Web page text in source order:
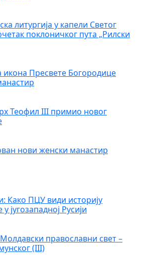
литургија у капели Светог
поклоничког пута „Рилски
икона Пресвете Богородице
Теофил III примио новог
нови женски манастир
Како ПЦУ види историју
југозападној Русији
православни свет –
(III)